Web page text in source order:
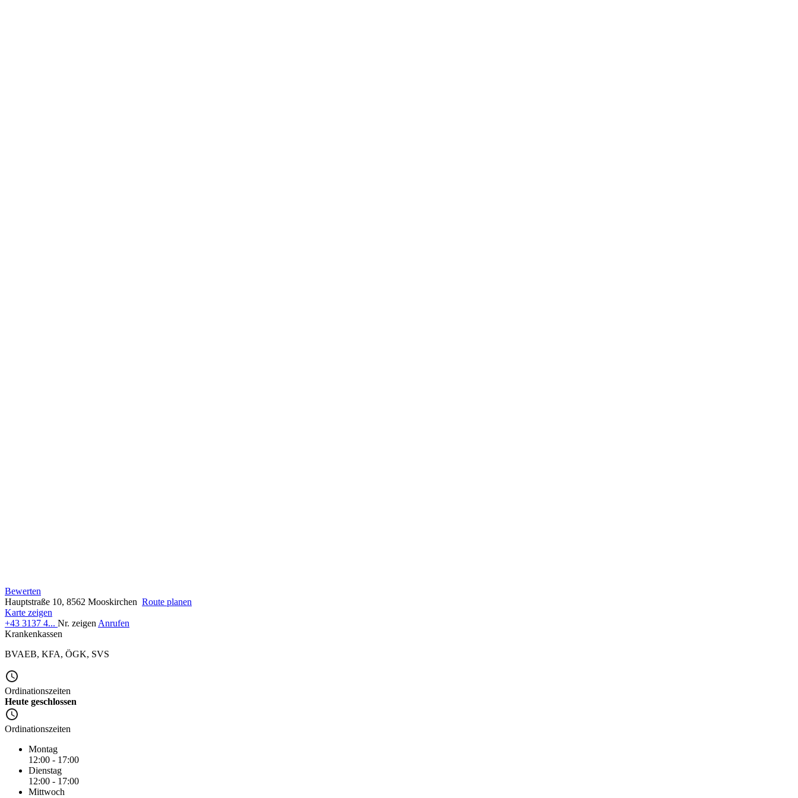
Bewerten
Hauptstraße 10, 8562 Mooskirchen Route planen
Karte zeigen
+43 3137 4... Nr. zeigen Anrufen
Krankenkassen
BVAEB, KFA, ÖGK, SVS
Ordinationszeiten
Heute geschlossen
Ordinationszeiten
Montag
12:00 - 17:00
Dienstag
12:00 - 17:00
Mittwoch